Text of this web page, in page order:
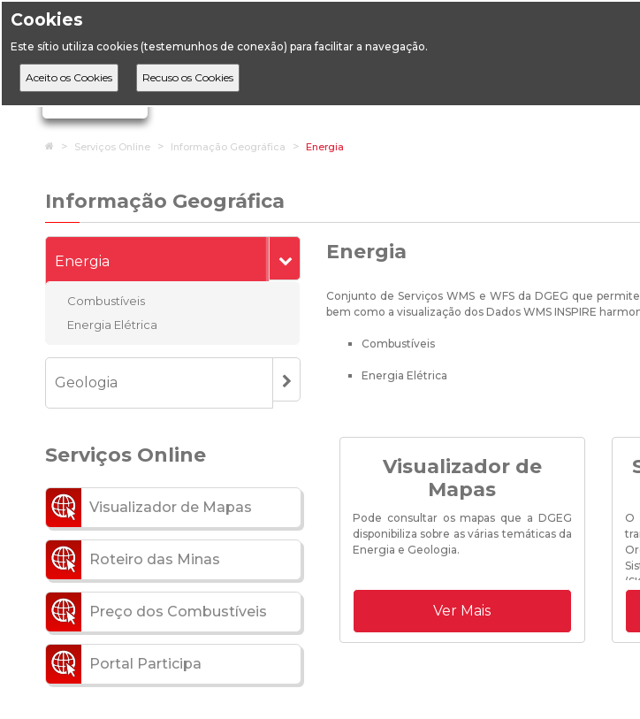
Cookies
Este sítio utiliza cookies (testemunhos de conexão) para facilitar a navegação.
Ignorar links de navegação
HomeServiços Online Informação Geográfica Energia
Informação Geográfica
Energia
Combustíveis
Energia Elétrica
Geologia
Serviços Online
Visualizador de Mapas
Roteiro das Minas
Preço dos Combustíveis
Portal Participa
Energia
Conjunto de Serviços WMS e WFS da DGEG que
bem como a visualização dos Dados WMS INSPIRE
Combustíveis
Energia Elétrica
Visualizador de
Mapas
Pode consultar os mapas que a DGEG
disponibiliza sobre as várias temáticas da
Energia e Geologia.
Ver Mais